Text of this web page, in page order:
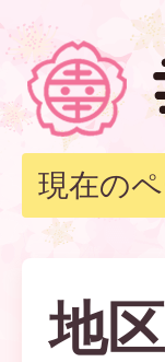
現在の
地